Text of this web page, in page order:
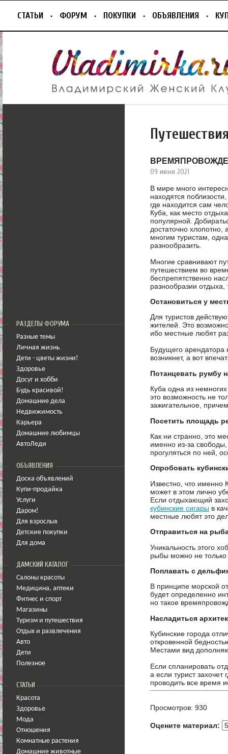
СТАТЬИ ФОРУМ ПОКУПКИ ОБЪЯВЛЕНИЯ
РАЗДЕЛЫ ФОРУМА
Разные темы
Личная жизнь
Дети - цветы жизни!
Здоровье
Досуг и хобби
Будь красивой!
Домашние дела
Недвижимость
Карьера
Домашние любимцы
АвтоЛеди
ОБЪЯВЛЕНИЯ
Доска объявлений
Купи-продайка
Услуги
Даром!
Для взрослых
Детские покупки
Для дома
ДАМСКИЙ КАТАЛОГ
Салоны красоты
Медицина, аптеки
Фитнес и спорт
Магазины
Туризм и путешествия
Отдых и развлечения
Авто
Дети
Полезное
СТАТЬИ
Красота
Здоровье
Мода
Отношения
Комнатные растения
Домашние животные
09 июня 2021
В мире много
находятся
где находится сам
Куба, как место
популярной.
достаточно хлопотно,
многим туристам,
разнообразить.
Многие сравнивают
путешествием во
беспрепятственно
разнообразии отдыха,
Остановиться у
Для туристов
жителей. Это
ибо местные любят
Будущего арендатора
возникнет, а вот
Потанцевать румбу
Куба одна из
это возможность не
зажигательное,
Посетить площадь
Как ни странно, это
именно из-за
прогуляться по ней,
Опробовать
Известно, что именно
может в этом лично
Если отдыхающий
кубинские сигары в
местные любят это
Отправиться на
Уникальность этого
рыбы можно не только
Поплавать с
В принципе морской
будет определенно
но такое
Насладиться
Кубинские города
откровенной
Местами вид
Если спланировать
а если турист
проводить все время
Просмотров: 930
Оцените материал: